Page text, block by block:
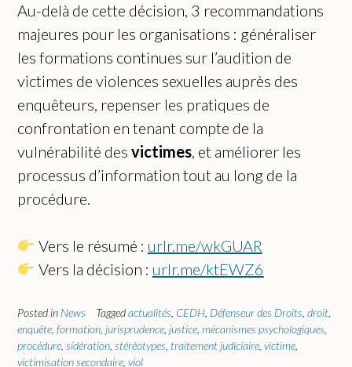
Au-delà de cette décision, 3 recommandations
majeures pour les organisations : généraliser
les formations continues sur l’audition de
victimes de violences sexuelles auprès des
enquêteurs, repenser les pratiques de
confrontation en tenant compte de la
vulnérabilité des victimes, et améliorer les
processus d’information tout au long de la
procédure.
Vers le résumé : urlr.me/wkGUAR
Vers la décision : urlr.me/ktEWZ6
Posted in News Taggedactualités CEDH Défenseur des Droits droit
enquête formation jurisprudence justice mécanismes psychologiques
procédure sidération stéréotypes traitement judiciaire victime
victimisation secondaire viol